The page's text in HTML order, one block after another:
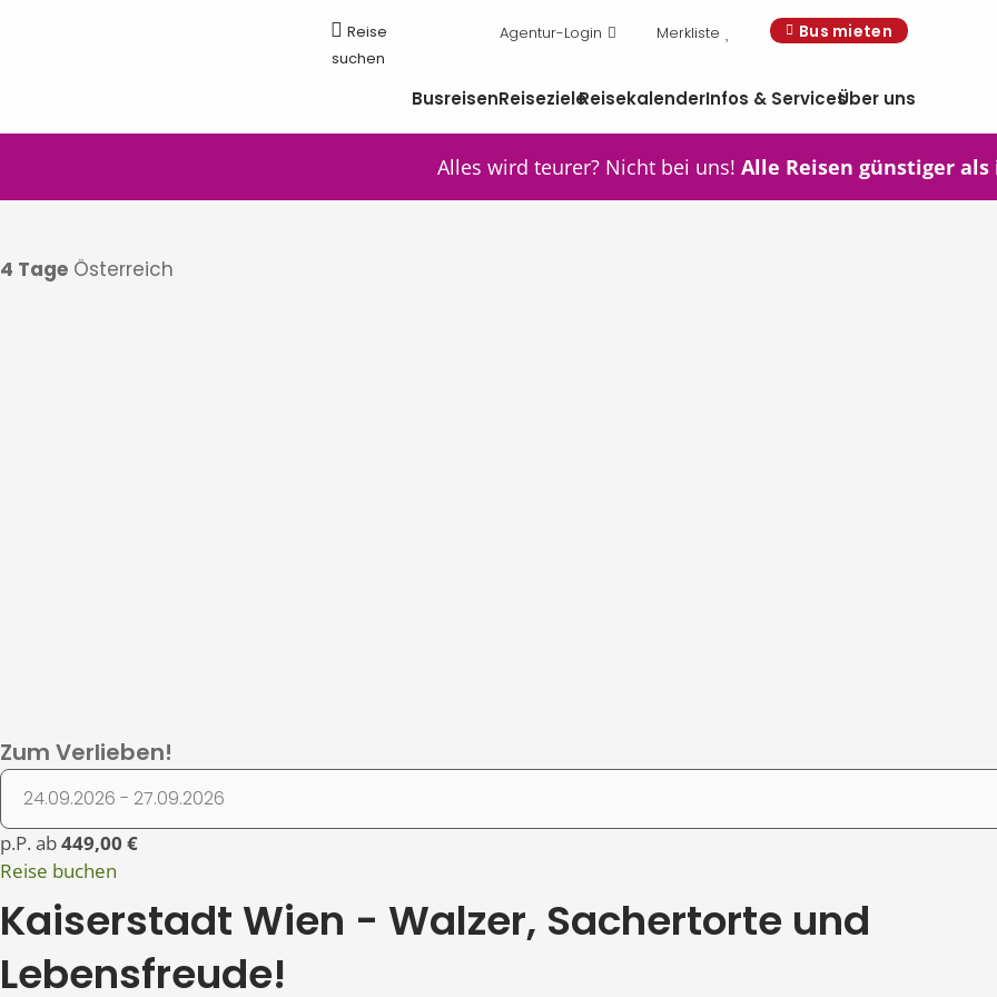
Agentur-Login Merkliste Bus mieten
BusreisenReisezieleReisekalenderInfos & ServicesÜber uns
Alles wird teurer? Nicht bei uns! Alle Reisen günstiger
4 Tage Österreich
Zum Verlieben!
p.P. ab449,00 €
Reise buchen
Kaiserstadt Wien - Walzer, Sachertorte und
Lebensfreude!